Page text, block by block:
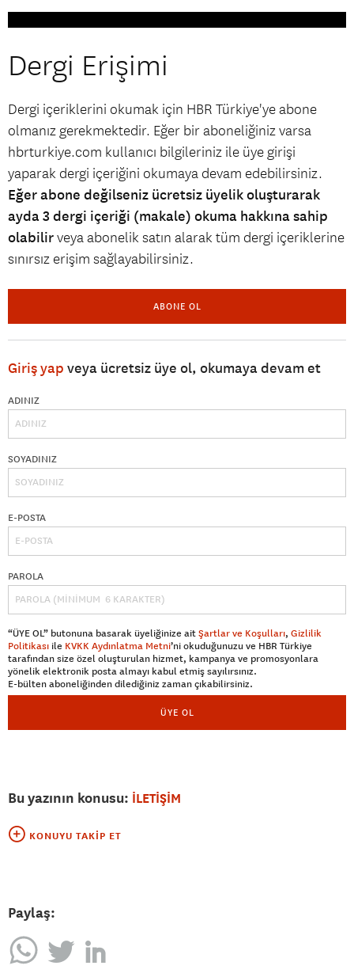
Dergi Erişimi
Dergi içeriklerini okumak için HBR Türkiye'ye abone
olmanız gerekmektedir. Eğer bir aboneliğiniz varsa
hbrturkiye.com kullanıcı bilgileriniz ile üye girişi
yaparak dergi içeriğini okumaya devam edebilirsiniz.
Eğer abone değilseniz ücretsiz üyelik oluşturarak
ayda 3 dergi içeriği (makale) okuma hakkına sahip
olabilirveya abonelik satın alarak tüm dergi içeriklerine
sınırsız erişim sağlayabilirsiniz.
ABONE OL
Giriş yap veya ücretsiz üye ol, okumaya devam et
ADINIZ
SOYADINIZ
E-POSTA
PAROLA
“ÜYE OL” butonuna basarak üyeliğinize aitŞartlar ve Koşulları, Gizlilik
Politikası ile KVKK Aydınlatma Metni’ni okuduğunuzu ve HBR Türkiye
tarafından size özel oluşturulan hizmet, kampanya ve promosyonlara
yönelik elektronik posta almayı kabul etmiş sayılırsınız.
E-bülten aboneliğinden dilediğiniz zaman çıkabilirsiniz.
ÜYE OL
Bu yazının konusu: İLETİŞİM
KONUYU TAKIP ET
Paylaş: